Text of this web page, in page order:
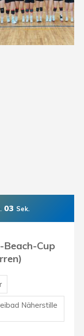
02 Sek.
Beach-Cup
Näherstille